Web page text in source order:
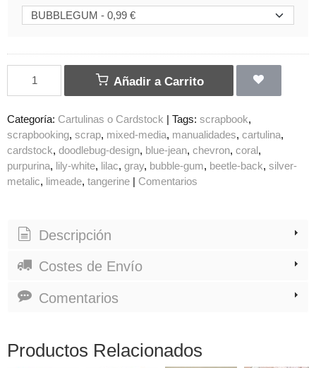
Añadir a Carrito
Categoría: Cartulinas o Cardstock | Tags: scrapbook
scrapbooking scrap mixed-media manualidades cartulina
cardstock doodlebug-design blue-jean chevron coral
purpurina lily-white lilac gray bubble-gum beetle-back silver-
metalic limeade tangerine | Comentarios
Descripción
Costes de Envío
Comentarios
Productos Relacionados